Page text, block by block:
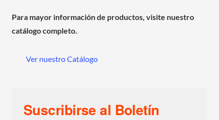
Para mayor información de productos, visite nuestro
catálogo completo.
Ver nuestro Catálogo
Suscribirse al Boletín